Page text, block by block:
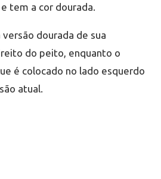
tem a cor dourada.
dourada de sua
do peito, enquanto o
é colocado no lado esquerdo
atual.